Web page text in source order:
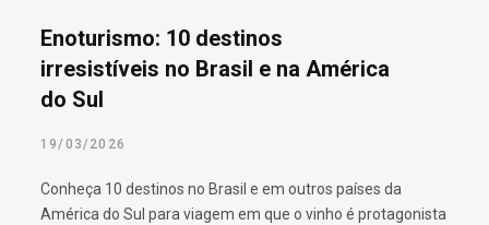
Enoturismo: 10 destinos
irresistíveis no Brasil e na América
do Sul
19/03/2026
Conheça 10 destinos no Brasil e em outros países da
América do Sul para viagem em que o vinho é protagonista